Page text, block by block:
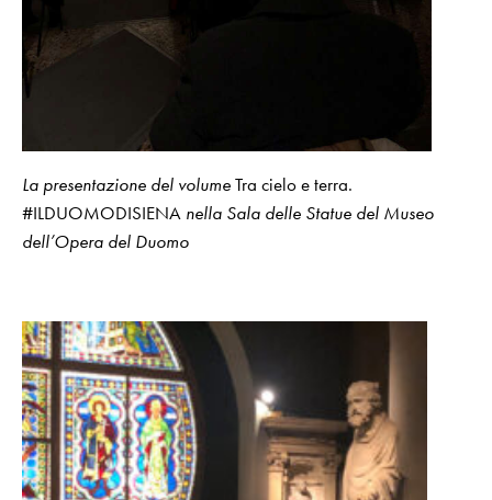
La presentazione del volumeTra cielo e terra.
#ILDUOMODISIENA nella Sala delle Statue del Museo
dell’Opera del Duomo